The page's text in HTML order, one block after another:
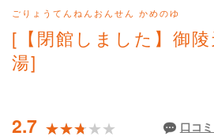
ごりょうてんねんおんせん かめのゆ
[【閉館しました】御
湯]
2.7 ★★★★★
★★★★★ 口コ